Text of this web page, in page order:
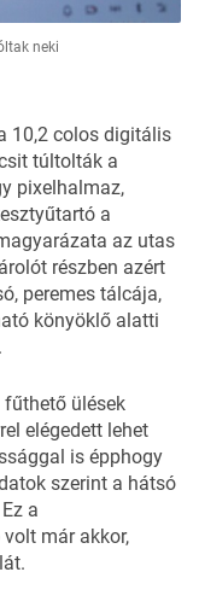
neki
10,2 colos digitális
túltolták a
pixelhalmaz,
a
az utas
részben azért
peremes tálcája,
könyöklő alatti
ülések
elégedett lehet
is épphogy
szerint a hátsó
a
már akkor,